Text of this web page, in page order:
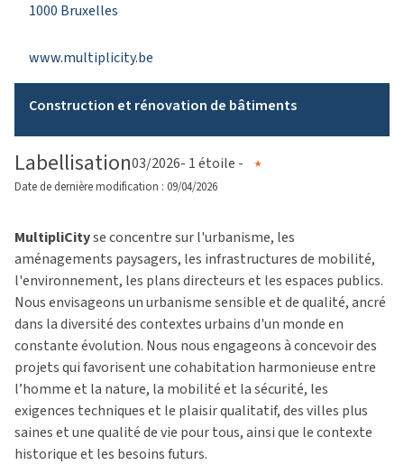
1000 Bruxelles
www.multiplicity.be
Construction et rénovation de bâtiments
Labellisation03/2026- 1 étoile -
Date de dernière modification : 09/04/2026
MultipliCityse concentre sur l'urbanisme, les
aménagements paysagers, les infrastructures de mobilité,
l'environnement, les plans directeurs et les espaces publics.
Nous envisageons un urbanisme sensible et de qualité, ancré
dans la diversité des contextes urbains d'un monde en
constante évolution. Nous nous engageons à concevoir des
projets qui favorisent une cohabitation harmonieuse entre
l’homme et la nature, la mobilité et la sécurité, les
exigences techniques et le plaisir qualitatif, des villes plus
saines et une qualité de vie pour tous, ainsi que le contexte
historique et les besoins futurs.